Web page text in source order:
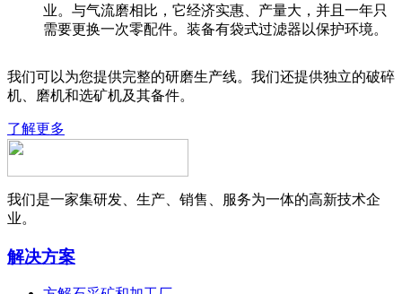
业。与气流磨相比，它经济实惠、产量大，并且一年只
需要更换一次零配件。装备有袋式过滤器以保护环境。
我们可以为您提供完整的研磨生产线。我们还提供独立的破碎
机、磨机和选矿机及其备件。
了解更多
我们是一家集研发、生产、销售、服务为一体的高新技术企
业。
解决方案